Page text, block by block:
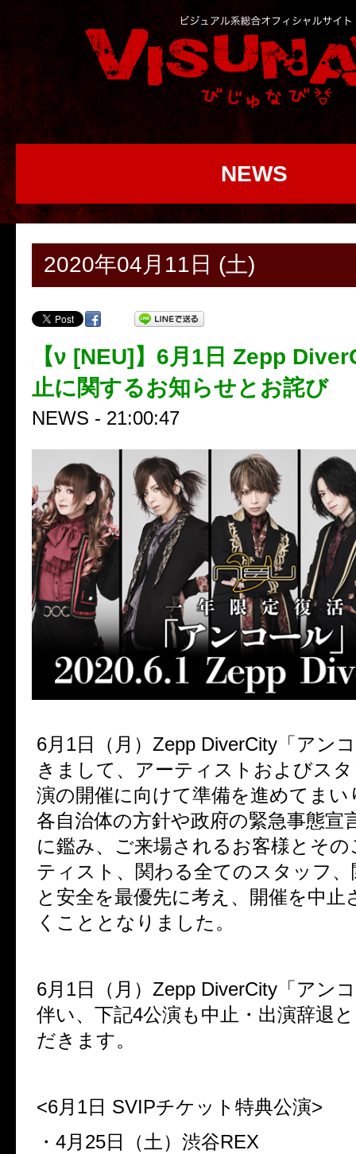
NEWS
2020年04月11日 (土)
【ν [NEU]】6月1日 Zepp
止に関するお知らせとお詫び
NEWS - 21:00:47
6月1日（月）Zepp DiverCity「アン
きまして、アーティストおよびス
演の開催に向けて準備を進めてま
各自治体の方針や政府の緊急事態宣
に鑑み、ご来場されるお客様とその
ティスト、関わる全てのスタッフ、
と安全を最優先に考え、開催を中止
くこととなりました。
6月1日（月）Zepp DiverCity「アン
伴い、下記4公演も中止・出演辞退
だきます。
<6月1日 SVIPチケット特典公演>
・4月25日（土）渋谷REX